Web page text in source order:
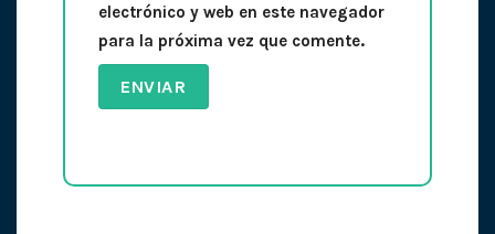
electrónico y web en este navegador
para la próxima vez que comente.